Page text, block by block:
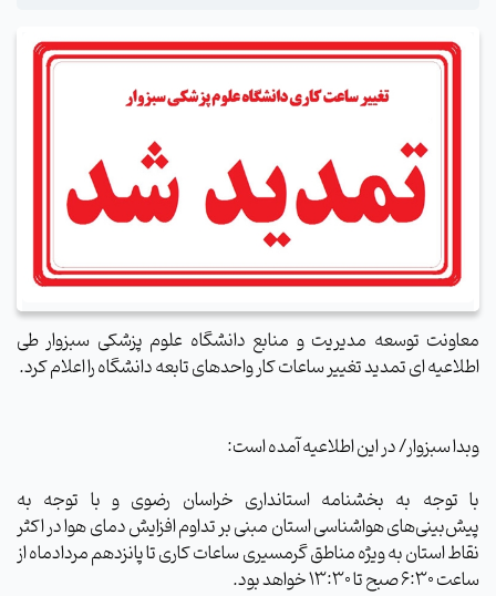
معاونت توسعه مدیریت و منابع دانشگاه علوم پزشکی سبزوار طی
اطلاعیه ای تمدید تغییر ساعات کار واحدهای تابعه دانشگاه را اعلام کرد.
وبدا سبزوار/ در این اطلاعیه آمده است:
با توجه به بخشنامه استانداری خراسان رضوی و با توجه به
پیش‌بینی‌های هواشناسی استان مبنی بر تداوم افزایش دمای هوا در اکثر
نقاط استان به ویژه مناطق گرمسیری ساعات کاری تا پانزدهم مردادماه از
ساعت 6:30 صبح تا 13:30 خواهد بود.